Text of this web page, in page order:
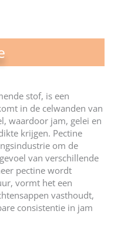
stof, is een
in de celwanden van
waardoor jam, gelei en
krijgen. Pectine
om de
van verschillende
pectine wordt
vormt het een
vasthoudt,
consistentie in jam